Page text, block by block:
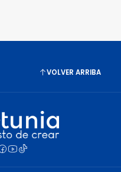
VOLVER ARRIBA